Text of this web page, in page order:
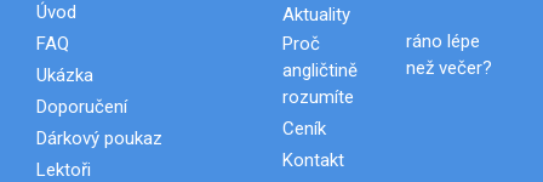
Úvod
FAQ
Ukázka
Doporučení
Dárkový poukaz
Lektoři
Aktuality
Proč
angličtině
rozumíte
ráno lépe
než večer?
Ceník
Kontakt